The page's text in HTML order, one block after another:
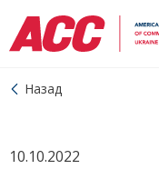
Назад
10.10.2022